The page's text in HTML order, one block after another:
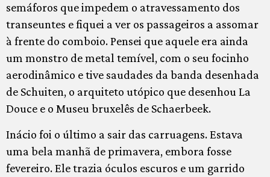
semáforos que impedem o atravessamento dos
transeuntes e fiquei a ver os passageiros a assomar
à frente do comboio. Pensei que aquele era ainda
um monstro de metal temível, com o seu focinho
aerodinâmico e tive saudades da banda desenhada
de Schuiten, o arquiteto utópico que desenhou La
Douce e o Museu bruxelês de Schaerbeek.
Inácio foi o último a sair das carruagens. Estava
uma bela manhã de primavera, embora fosse
fevereiro. Ele trazia óculos escuros e um garrido